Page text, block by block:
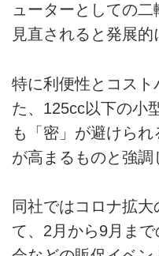
ューターとしての
見直されると発展的
特に利便性とコス
た、125cc以下の小
も「密」が避けら
が高まるものと強調
同社ではコロナ拡
て、2月から9月ま